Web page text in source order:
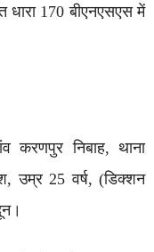
धारा 170 बीएनएसएस में
करणपुर निबाह, थाना
उम्र 25 वर्ष, (डिक्शन